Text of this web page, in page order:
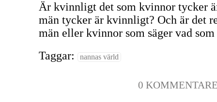
Är kvinnligt det som kvinnor tycker
män tycker är kvinnligt? Och är det
män eller kvinnor som säger vad
Taggar:
nannas värld
0